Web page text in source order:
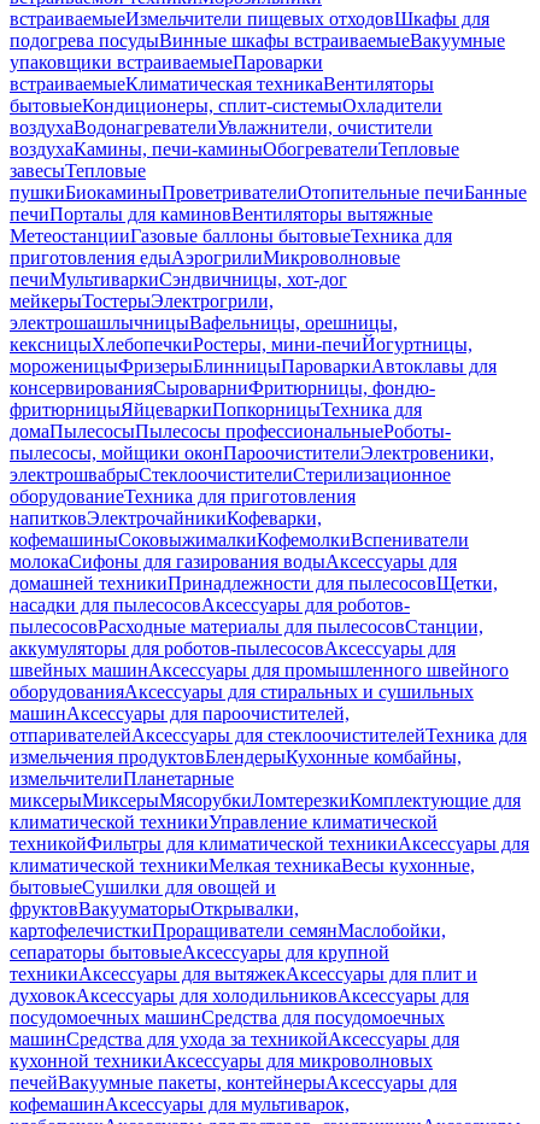
встраиваемыеИзмельчители пищевых отходовШкафы для
подогрева посудыВинные шкафы встраиваемыеВакуумные
упаковщики встраиваемыеПароварки
встраиваемыеКлиматическая техникаВентиляторы
бытовыеКондиционеры, сплит-системыОхладители
воздухаВодонагревателиУвлажнители, очистители
воздухаКамины, печи-каминыОбогревателиТепловые
завесыТепловые
пушкиБиокаминыПроветривателиОтопительные печиБанные
печиПорталы для каминовВентиляторы вытяжные
МетеостанцииГазовые баллоны бытовыеТехника для
приготовления едыАэрогрилиМикроволновые
печиМультиваркиСэндвичницы, хот-дог
мейкерыТостерыЭлектрогрили,
электрошашлычницыВафельницы, орешницы,
кексницыХлебопечкиРостеры, мини-печиЙогуртницы,
мороженицыФризерыБлинницыПароваркиАвтоклавы для
консервированияСыроварниФритюрницы, фондю-
фритюрницыЯйцеваркиПопкорницыТехника для
домаПылесосыПылесосы профессиональныеРоботы-
пылесосы, мойщики оконПароочистителиЭлектровеники,
электрошвабрыСтеклоочистителиСтерилизационное
оборудованиеТехника для приготовления
напитковЭлектрочайникиКофеварки,
кофемашиныСоковыжималкиКофемолкиВспениватели
молокаСифоны для газирования водыАксессуары для
домашней техникиПринадлежности для пылесосовЩетки,
насадки для пылесосовАксессуары для роботов-
пылесосовРасходные материалы для пылесосовСтанции,
аккумуляторы для роботов-пылесосовАксессуары для
швейных машинАксессуары для промышленного швейного
оборудованияАксессуары для стиральных и сушильных
машинАксессуары для пароочистителей,
отпаривателейАксессуары для стеклоочистителейТехника для
измельчения продуктовБлендерыКухонные комбайны,
измельчителиПланетарные
миксерыМиксерыМясорубкиЛомтерезкиКомплектующие для
климатической техникиУправление климатической
техникойФильтры для климатической техникиАксессуары для
климатической техникиМелкая техникаВесы кухонные,
бытовыеСушилки для овощей и
фруктовВакууматорыОткрывалки,
картофелечисткиПроращиватели семянМаслобойки,
сепараторы бытовыеАксессуары для крупной
техникиАксессуары для вытяжекАксессуары для плит и
духовокАксессуары для холодильниковАксессуары для
посудомоечных машинСредства для посудомоечных
машинСредства для ухода за техникойАксессуары для
кухонной техникиАксессуары для микроволновых
печейВакуумные пакеты, контейнерыАксессуары для
кофемашинАксессуары для мультиварок,